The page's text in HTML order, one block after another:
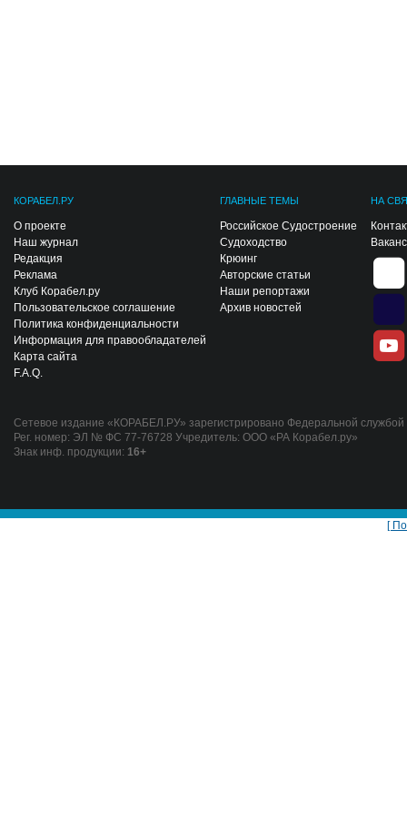
КОРАБЕЛ.РУ
О проекте
Наш журнал
Редакция
Реклама
Клуб Корабел.ру
Пользовательское соглашение
Политика конфиденциальности
Информация для правообладателей
Карта сайта
F.A.Q.
ГЛАВНЫЕ ТЕМЫ
Российское Судостроение
Судоходство
Крюинг
Авторские статьи
Наши репортажи
Архив новостей
НА
Сетевое издание «КОРАБЕЛ.РУ» зарегистрировано Федеральной
Рег. номер: ЭЛ № ФС 77-76728 Учредитель: ООО «РА Корабел.ру»
Знак инф. продукции: 16+
[